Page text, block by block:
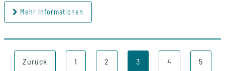
Mehr Informationen
Zurück 1 2 3 4 5